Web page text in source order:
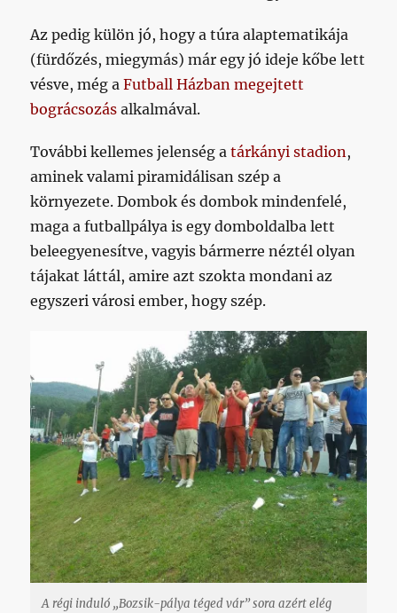
Az pedig külön jó, hogy a túra alaptematikája
(fürdőzés, miegymás) már egy jó ideje kőbe lett
vésve, még aFutball Házban megejtett
bográcsozás alkalmával.
További kellemes jelenség atárkányi stadion,
aminek valami piramidálisan szép a
környezete. Dombok és dombok mindenfelé,
maga a futballpálya is egy domboldalba lett
beleegyenesítve, vagyis bármerre néztél olyan
tájakat láttál, amire azt szokta mondani az
egyszeri városi ember, hogy szép.
A régi induló „Bozsik-pálya téged vár” sora azért elég